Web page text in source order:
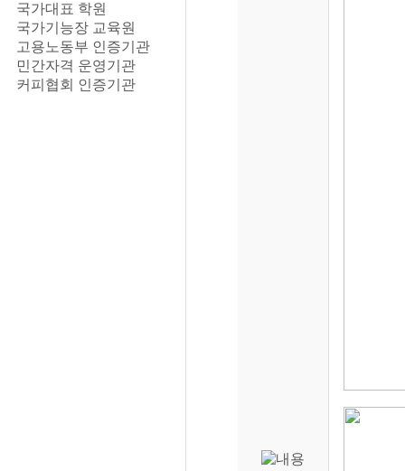
국가대표 학원
국가기능장 교육원
고용노동부 인증기관
민간자격 운영기관
커피협회 인증기관